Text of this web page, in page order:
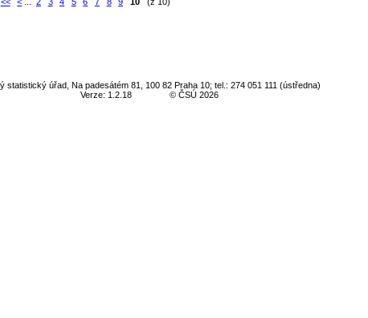
statistický úřad, Na padesátém 81, 100 82 Praha 10; tel.: 274 051 111 (ústředna)
Verze: 1.2.18
© ČSÚ 2026